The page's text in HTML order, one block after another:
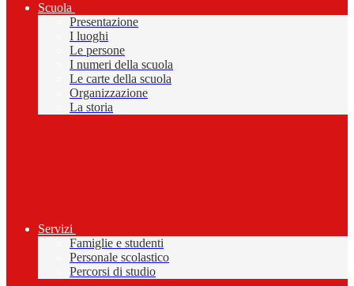
Scuola
Presentazione
I luoghi
Le persone
I numeri della scuola
Le carte della scuola
Organizzazione
La storia
Servizi
Famiglie e studenti
Personale scolastico
Percorsi di studio